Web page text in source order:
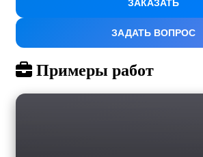
ЗАКАЗАТЬ
ЗАДАТЬ ВОПРОС
Примеры работ